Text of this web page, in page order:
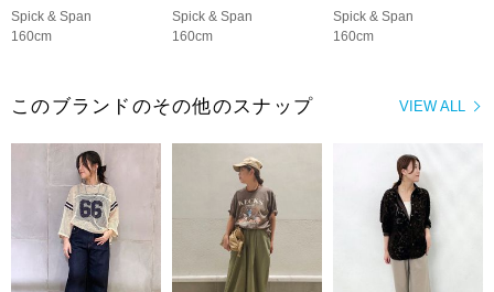
Spick & Span
160cm
Spick & Span
160cm
Spick & Span
160cm
VIEW ALL
このブランドのその他のスナップ